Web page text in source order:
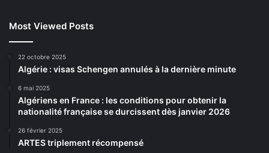
Most Viewed Posts
22 octobre 2025
Algérie : visas Schengen annulés à la dernière minute
6 mai 2025
Algériens en France : les conditions pour obtenir la
nationalité française se durcissent dès janvier 2026
26 février 2025
ARTES triplement récompensé